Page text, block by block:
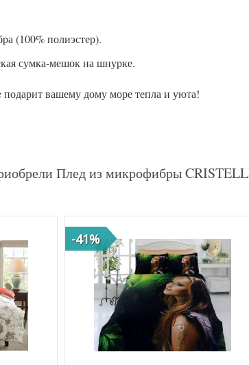
(100% полиэстер).
сумка-мешок на шнурке.
вашему дому море тепла и уюта!
Плед из микрофибры
-41%